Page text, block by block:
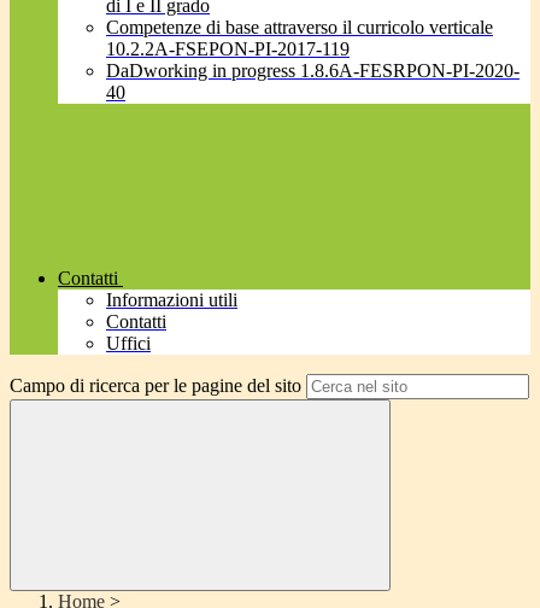
di I e II grado
Competenze di base attraverso il curricolo verticale
10.2.2A-FSEPON-PI-2017-119
DaDworking in progress 1.8.6A-FESRPON-PI-2020-
40
Contatti
Informazioni utili
Contatti
Uffici
Campo di ricerca per le pagine del sito
Home >